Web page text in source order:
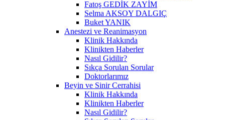
Fatoş GEDİK ZAYİM
Selma AKSOY DALGIÇ
Buket YANIK
Anestezi ve Reanimasyon
Klinik Hakkında
Klinikten Haberler
Nasıl Gidilir?
Sıkça Sorulan Sorular
Doktorlarımız
Beyin ve Sinir Cerrahisi
Klinik Hakkında
Klinikten Haberler
Nasıl Gidilir?